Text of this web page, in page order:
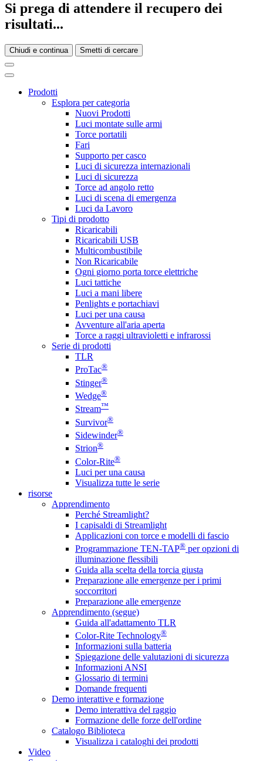
Si prega di attendere il recupero dei
risultati...
Chiudi e continua Smetti di cercare
Prodotti
Esplora per categoria
Nuovi Prodotti
Luci montate sulle armi
Torce portatili
Fari
Supporto per casco
Luci di sicurezza internazionali
Luci di sicurezza
Torce ad angolo retto
Luci di scena di emergenza
Luci da Lavoro
Tipi di prodotto
Ricaricabili
Ricaricabili USB
Multicombustibile
Non Ricaricabile
Ogni giorno porta torce elettriche
Luci tattiche
Luci a mani libere
Penlights e portachiavi
Luci per una causa
Avventure all'aria aperta
Torce a raggi ultravioletti e infrarossi
Serie di prodotti
TLR
ProTac®
Stinger®
Wedge®
Stream™
Survivor®
Sidewinder®
Strion®
Color-Rite®
Luci per una causa
Visualizza tutte le serie
risorse
Apprendimento
Perché Streamlight?
I capisaldi di Streamlight
Applicazioni con torce e modelli di fascio
Programmazione TEN-TAP® per opzioni di
illuminazione flessibili
Guida alla scelta della torcia giusta
Preparazione alle emergenze per i primi
soccorritori
Preparazione alle emergenze
Apprendimento (segue)
Guida all'adattamento TLR
Color-Rite Technology®
Informazioni sulla batteria
Spiegazione delle valutazioni di sicurezza
Informazioni ANSI
Glossario di termini
Domande frequenti
Demo interattive e formazione
Demo interattiva del raggio
Formazione delle forze dell'ordine
Catalogo Biblioteca
Visualizza i cataloghi dei prodotti
Video